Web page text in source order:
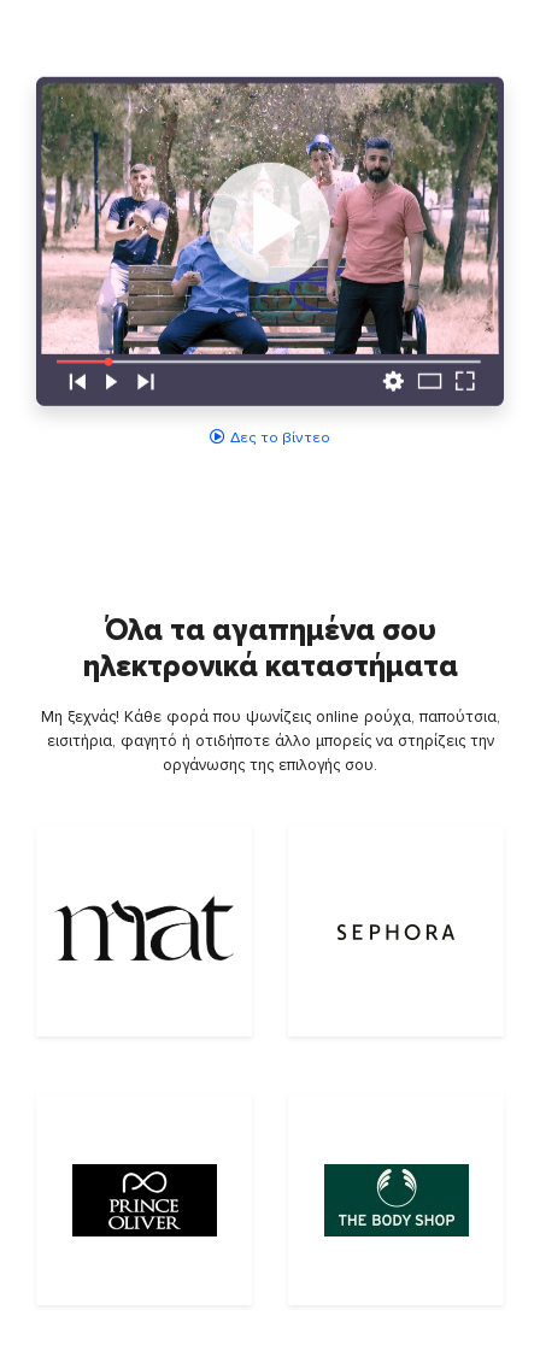
Δες το βίντεο
Όλα τα αγαπημένα σου
ηλεκτρονικά καταστήματα
Μη ξεχνάς! Κάθε φορά που ψωνίζεις online ρούχα, παπούτσια,
εισιτήρια, φαγητό ή οτιδήποτε άλλο μπορείς να στηρίζεις την
οργάνωσης της επιλογής σου.